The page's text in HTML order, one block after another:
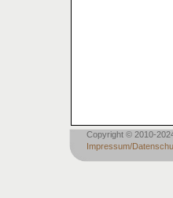
Copyright © 2010-
Impressum/